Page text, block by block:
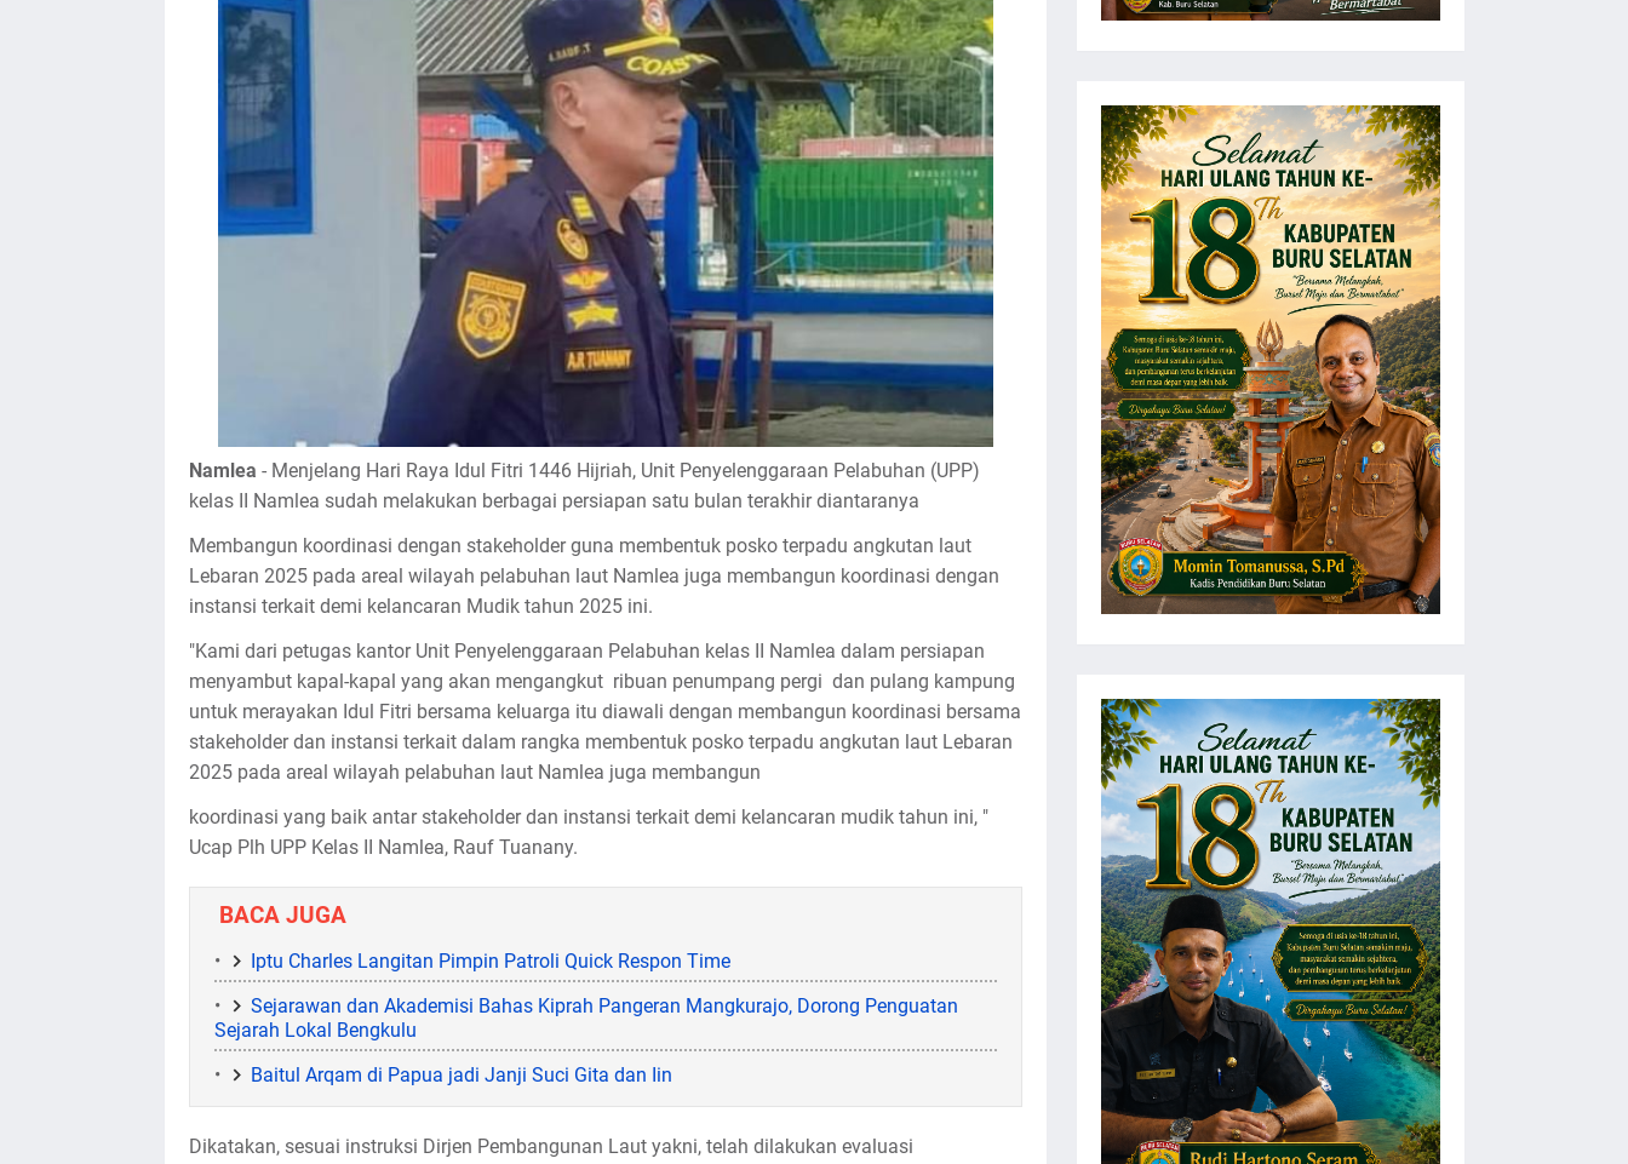
Namlea - Menjelang Hari Raya Idul Fitri 1446 Hijriah, Unit Penyelenggaraan Pelabuhan (UPP)
kelas II Namlea sudah melakukan berbagai persiapan satu bulan terakhir diantaranya
Membangun koordinasi dengan stakeholder guna membentuk posko terpadu angkutan laut
Lebaran 2025 pada areal wilayah pelabuhan laut Namlea juga membangun koordinasi dengan
instansi terkait demi kelancaran Mudik tahun 2025 ini.
"Kami dari petugas kantor Unit Penyelenggaraan Pelabuhan kelas II Namlea dalam persiapan
menyambut kapal-kapal yang akan mengangkut ribuan penumpang pergi dan pulang kampung
untuk merayakan Idul Fitri bersama keluarga itu diawali dengan membangun koordinasi bersama
stakeholder dan instansi terkait dalam rangka membentuk posko terpadu angkutan laut Lebaran
2025 pada areal wilayah pelabuhan laut Namlea juga membangun
koordinasi yang baik antar stakeholder dan instansi terkait demi kelancaran mudik tahun ini, "
Ucap Plh UPP Kelas II Namlea, Rauf Tuanany.
BACA JUGA
Iptu Charles Langitan Pimpin Patroli Quick Respon Time
Sejarawan dan Akademisi Bahas Kiprah Pangeran Mangkurajo, Dorong Penguatan
Sejarah Lokal Bengkulu
Baitul Arqam di Papua jadi Janji Suci Gita dan Iin
Dikatakan, sesuai instruksi Dirjen Pembangunan Laut yakni, telah dilakukan evaluasi